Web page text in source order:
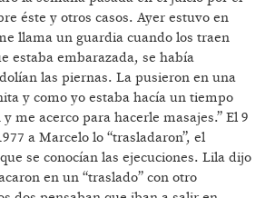
éste y otros casos. Ayer estuvo en
llama un guardia cuando los traen
estaba embarazada, se había
las piernas. La pusieron en una
y como yo estaba hacía un tiempo
me acerco para hacerle masajes.” El 9
a Marcelo lo “trasladaron”, el
se conocían las ejecuciones. Lila dijo
en un “traslado” con otro